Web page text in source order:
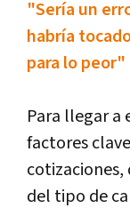
"Sería un
habría
para lo peor"
Para llegar a
factores
cotizaciones,
del tipo de